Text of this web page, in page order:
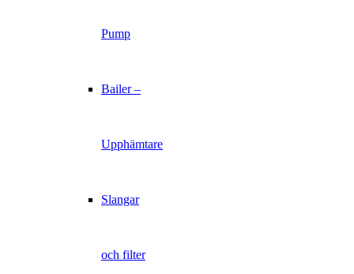
Pump
Bailer –
Upphämtare
Slangar
och filter